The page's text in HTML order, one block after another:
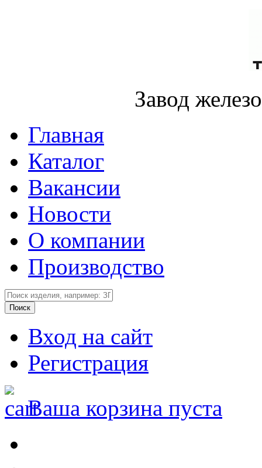
Завод
Главная
Каталог
Вакансии
Новости
О компании
Производство
Вход на сайт
Регистрация
Ваша корзина пуста